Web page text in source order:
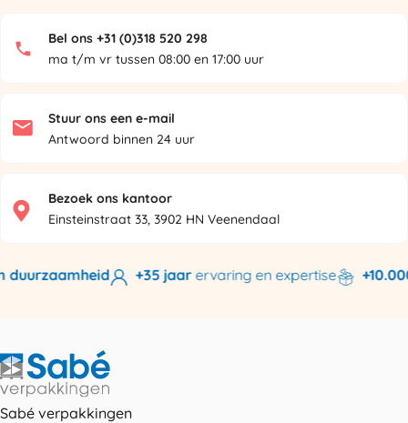
Bel ons +31 (0)318 520 298
ma t/m vr tussen 08:00 en 17:00 uur
Stuur ons een e-mail
Antwoord binnen 24 uur
Bezoek ons kantoor
Einsteinstraat 33, 3902 HN Veenendaal
+35 jaarervaring en expertise +10.000
Sabé verpakkingen